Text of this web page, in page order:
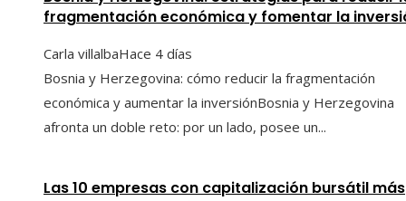
fragmentación económica y fomentar la
Carla villalbaHace 4 días
Bosnia y Herzegovina: cómo reducir la fragmentación
económica y aumentar la inversiónBosnia y Herzegovina
afronta un doble reto: por un lado, posee un...
Las 10 empresas con capitalización bursátil más